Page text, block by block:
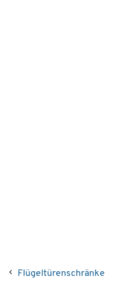
Flügeltürenschränke